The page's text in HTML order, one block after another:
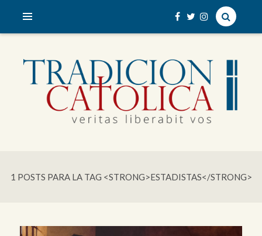
1 POSTS PARA LA TAG <STRONG>ESTADISTAS</STRONG>